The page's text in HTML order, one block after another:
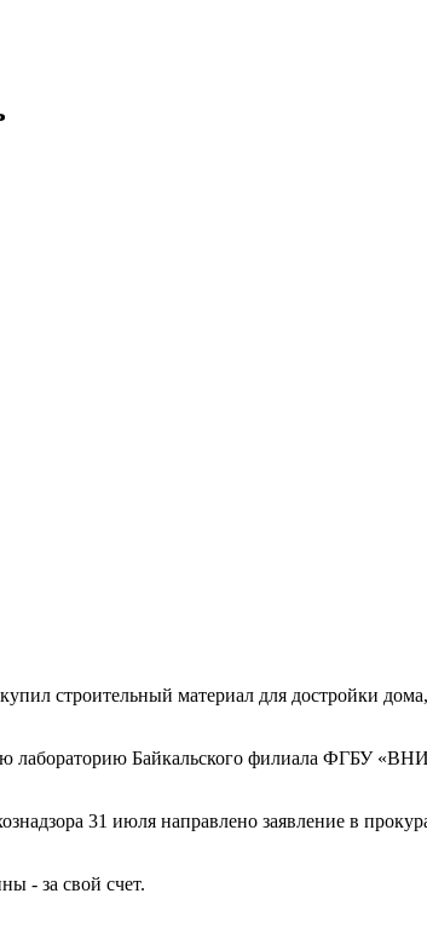
строительный материал для достройки
лабораторию Байкальского филиала ФГБУ
31 июля направлено заявление в
- за свой счет.